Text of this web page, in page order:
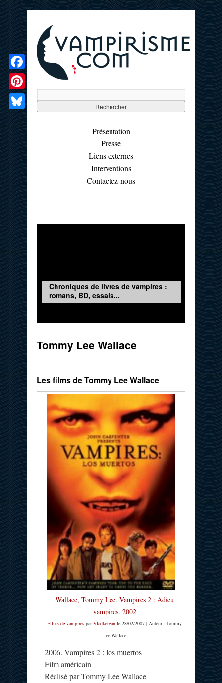
Présentation
Presse
Liens externes
Interventions
Contactez-nous
Chroniques de livres de vampires :
romans, BD, essais...
Tommy Lee Wallace
Les films de Tommy Lee Wallace
Wallace, Tommy Lee. Vampires 2 : Adieu
vampires. 2002
Films de vampires parVladkergan le 28/02/2007 | Auteur : Tommy
Lee Wallace
2006. Vampires 2 : los muertos
Film américain
Réalisé par Tommy Lee Wallace
Facebook
Pinterest
Bluesky